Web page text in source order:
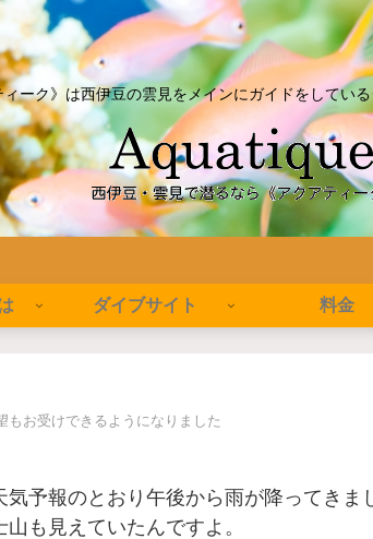
ィーク》は西伊豆の雲見をメインにガイドをしてい
ダイブサイト 料金
もお受けできるようになりました
予報のとおり午後から雨が降ってきま
も見えていたんですよ。